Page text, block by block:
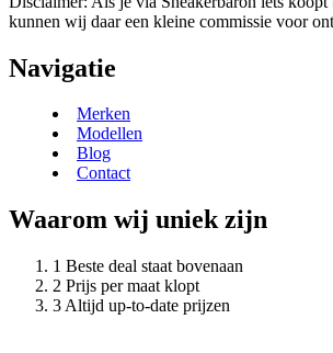
kunnen wij daar een kleine commissie voor
Navigatie
Merken
Modellen
Blog
Contact
Waarom wij uniek zijn
Beste deal staat bovenaan
Prijs per maat klopt
Altijd up-to-date prijzen